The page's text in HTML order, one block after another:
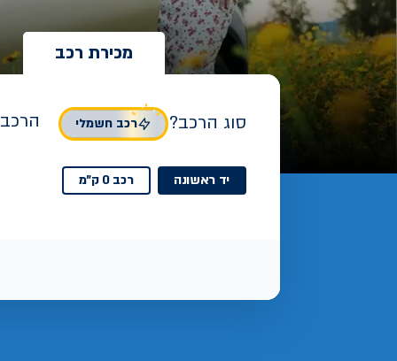
מכירת רכב
סוג הרכב? רכב חשמלי
יד ראשונה רכב 0 ק"מ